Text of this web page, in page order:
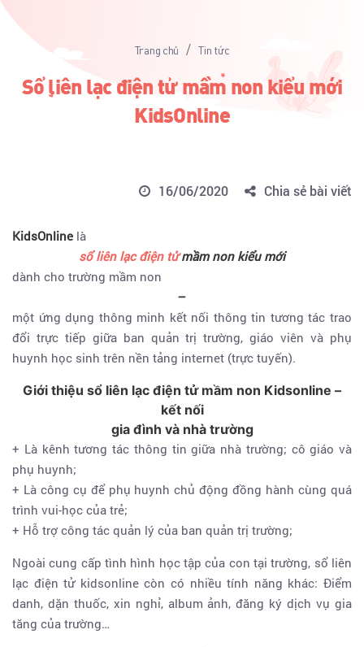
Trang chủ / Tin tức
Sổ liên lạc điện tử mầm non kiểu mới
KidsOnline
16/06/2020 Chia sẻ bài viết
KidsOnline là
sổ liên lạc điện tửmầm non kiểu mới
dành cho trường mầm non
–
một ứng dụng thông minh kết nối thông tin tương tác trao
đổi trực tiếp giữa ban quản trị trường, giáo viên và phụ
huynh học sinh trên nền tảng internet (trực tuyến).
Giới thiệu sổ liên lạc điện tử mầm non Kidsonline –
kết nối
gia đình và nhà trường
+ Là kênh tương tác thông tin giữa nhà trường; cô giáo và
phụ huynh;
+ Là công cụ để phụ huynh chủ động đồng hành cùng quá
trình vui-học của trẻ;
+ Hỗ trợ công tác quản lý của ban quản trị trường;
Ngoài cung cấp tình hình học tập của con tại trường, sổ liên
lạc điện tử kidsonline còn có nhiều tính năng khác: Điểm
danh, dặn thuốc, xin nghỉ, album ảnh, đăng ký dịch vụ gia
tăng của trường…